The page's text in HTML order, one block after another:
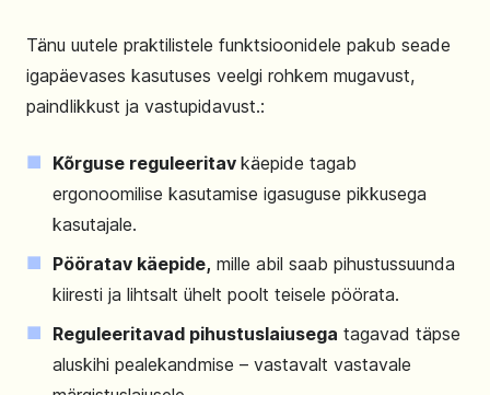
Tänu uutele praktilistele funktsioonidele pakub seade
igapäevases kasutuses veelgi rohkem mugavust,
paindlikkust ja vastupidavust.:
Kõrguse reguleeritav käepide tagab
ergonoomilise kasutamise igasuguse pikkusega
kasutajale.
Pööratav käepide, mille abil saab pihustussuunda
kiiresti ja lihtsalt ühelt poolt teisele pöörata.
Reguleeritavad pihustuslaiusega tagavad täpse
aluskihi pealekandmise – vastavalt vastavale